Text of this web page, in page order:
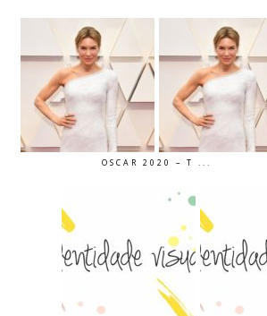
OSCAR 2020 – T ...